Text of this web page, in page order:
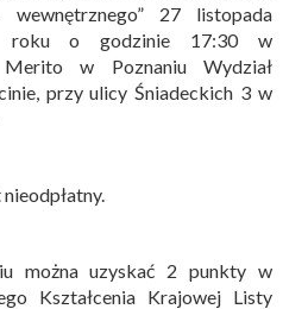
27 listopada
roku o godzinie 17:30 w
w Poznaniu Wydział
przy ulicy Śniadeckich 3 w
można uzyskać 2 punkty w
Kształcenia Krajowej Listy